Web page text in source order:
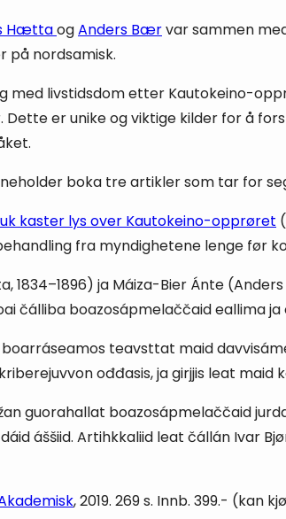
HættaogAnders Bærvar sammen
på nordsamisk.
med livstidsdom etter Kautokeino-
er unike og viktige kilder for å
boka tre artikler som tar for
kaster lys over Kautokeino-opprøret
fra myndighetene lenge før
1834–1896) ja Máiza-Bier Ánte
čálliba boazosápmelaččaid eallima
teavsttat maid
ođđasis, ja girjjis leat
guorahallat boazosápmelaččaid
áššiid. Artihkkaliid leat čállán Ivar
, 2019. 269 s. Innb. 399.- (kan